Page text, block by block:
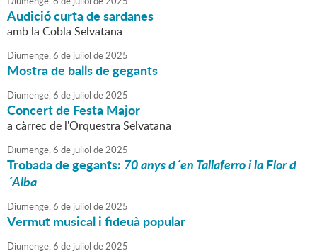
Audició curta de sardanes
amb la Cobla Selvatana
Diumenge,6 de juliol de2025
Mostra de balls de gegants
Diumenge,6 de juliol de2025
Concert de Festa Major
a càrrec de l'Orquestra Selvatana
Diumenge,6 de juliol de2025
Trobada de gegants: 70 anys d´en Tallaferro i la Flor d
´Alba
Diumenge,6 de juliol de2025
Vermut musical i fideuà popular
Diumenge,6 de juliol de2025